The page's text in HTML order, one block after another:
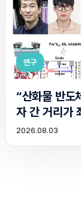
연구
“산화물 반도
자 간 거리가
2026.08.03